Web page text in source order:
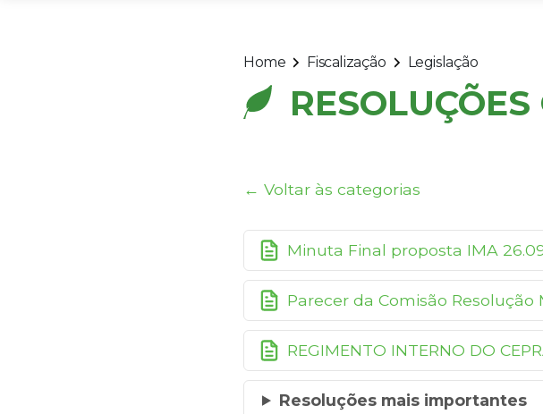
Home Fiscalização Legislação
← Voltar às categorias
Minuta Final proposta IMA
Parecer da Comisão
REGIMENTO INTERNO DO
Resoluções mais importantes